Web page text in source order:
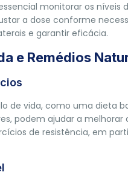
monitorar os níveis
a dose conforme
e garantir eficácia.
e Remédios
de vida, como uma dieta
podem ajudar a melhorar
de resistência, em